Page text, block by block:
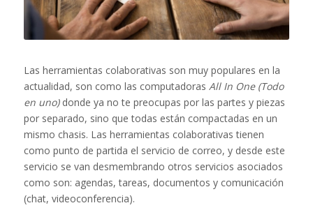
Las herramientas colaborativas son muy populares en la
actualidad, son como las computadoras All In One (Todo
en uno)donde ya no te preocupas por las partes y piezas
por separado, sino que todas están compactadas en un
mismo chasis. Las herramientas colaborativas tienen
como punto de partida el servicio de correo, y desde este
servicio se van desmembrando otros servicios asociados
como son: agendas, tareas, documentos y comunicación
(chat, videoconferencia).